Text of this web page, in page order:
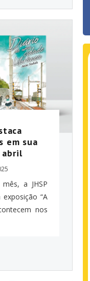
em sua
abril
a JHSP
“A
nos